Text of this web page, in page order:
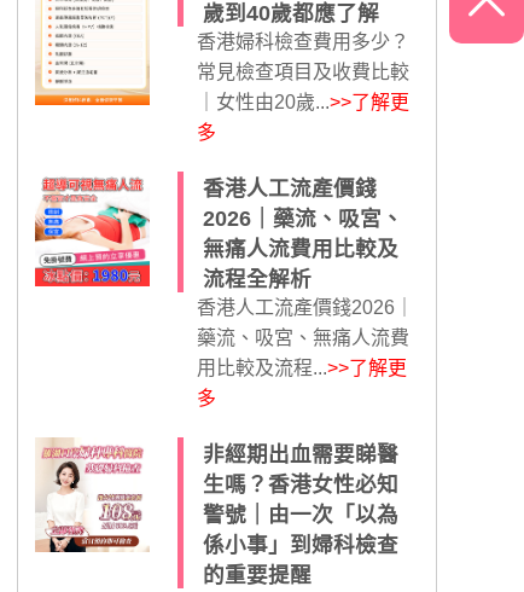
歲到40歲都應了解
香港婦科檢查費用多少？
常見檢查項目及收費比較
｜女性由20歲...>>了解更
多
香港人工流產價錢
2026｜藥流、吸宮、
無痛人流費用比較及
流程全解析
香港人工流產價錢2026｜
藥流、吸宮、無痛人流費
用比較及流程...>>了解更
多
非經期出血需要睇醫
生嗎？香港女性必知
警號｜由一次「以為
係小事」到婦科檢查
的重要提醒